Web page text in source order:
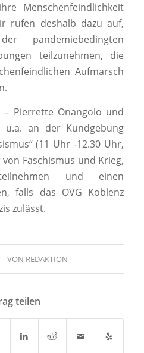
Menschenfeindlichkeit
rufen deshalb dazu auf,
pandemiebedingten
teilzunehmen, die
Aufmarsch
– Pierrette Onangolo und
u.a. an der Kundgebung
(11 Uhr -12.30 Uhr,
Faschismus und Krieg,
und einen
falls das OVG Koblenz
zulässt.
VON REDAKTION
teilen